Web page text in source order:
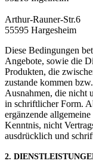
Arthur-Rauner-Str.6
55595 Hargesheim
Diese Bedingungen
Angebote, sowie die
Produkten, die
zustande kommen
Ausnahmen, die nicht
in schriftlicher Form.
ergänzende
Kenntnis, nicht
ausdrücklich und
2.